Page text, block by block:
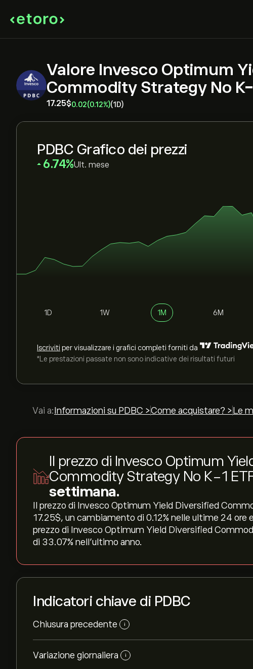
Valore Invesco Optimum
Commodity Strategy No K-
17.25‎$‎0.02(0.12%)(1D)
PDBC Grafico dei prezzi
‎6.74‎ Ult. mese
1D 1W 1M 6M
Iscriviti per visualizzare i grafici completi forniti da
*Le prestazioni passate non sono indicative dei risultati futuri
Vai a: Informazioni su PDBC >Come acquistare? > Le
Il prezzo di Invesco Optimum
Commodity Strategy No K-1
settimana.
Il prezzo di Invesco Optimum Yield Diversified
17.25‎$‎, un cambiamento di ‎0.12‎% nelle ultime 24 ore
prezzo di Invesco Optimum Yield Diversified
di ‎33.07‎% nell'ultimo anno.
Indicatori chiave di PDBC
Chiusura precedente i
Variazione giornaliera i